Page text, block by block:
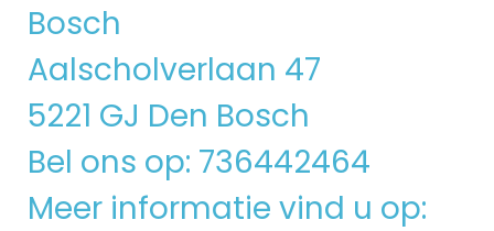
Bosch
Aalscholverlaan 47
5221 GJ Den Bosch
Bel ons op: 736442464
Meer informatie vind u op: